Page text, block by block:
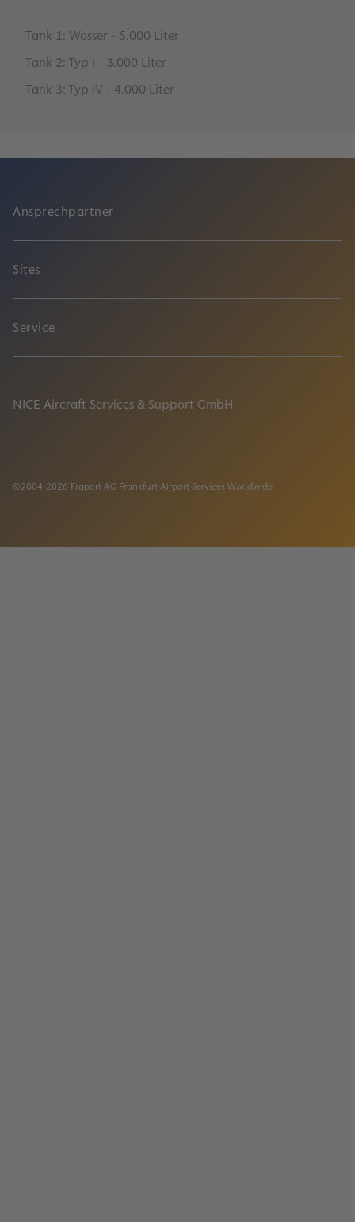
Tank 1: Wasser - 5.000 Liter
Tank 2: Typ I - 3.000 Liter
Tank 3: Typ IV - 4.000 Liter
Ansprechpartner
Sites
Service
NICE Aircraft Services & Support GmbH
©2004-2026 Fraport AG Frankfurt Airport Services Worldwide